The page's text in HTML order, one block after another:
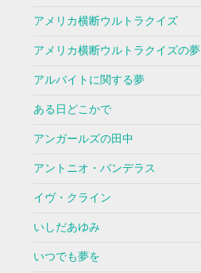
アメリカ横断ウルトラクイズ
アメリカ横断ウルトラクイズの夢
アルバイトに関する夢
ある日どこかで
アンガールズの田中
アントニオ・バンデラス
イヴ・クライン
いしだあゆみ
いつでも夢を